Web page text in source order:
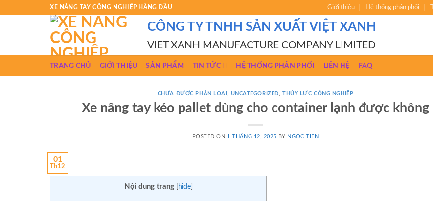
XE NÂNG TAY CÔNG NGHIỆP HÀNG ĐẦU Giới thiệu Hệ thống phân phối
CÔNG TY TNHH SẢN XUẤT VIỆT XANH
VIET XANH MANUFACTURE COMPANY LIMITED
TRANG CHỦ GIỚI THIỆU SẢN PHẨM TIN TỨC HỆ THỐNG PHÂN PHỐI LIÊN HỆ FAQ
CHƯA ĐƯỢC PHÂN LOẠI UNCATEGORIZED THỦY LỰC CÔNG NGHIỆP
Xe nâng tay kéo pallet dùng cho container lạnh được không
POSTED ON 1 THÁNG 12, 2025 BY NGOC TIEN
01
Th12
Nội dung trang hide]